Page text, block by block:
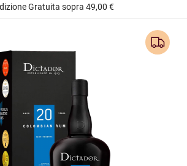
Gratuita sopra 49,00 €